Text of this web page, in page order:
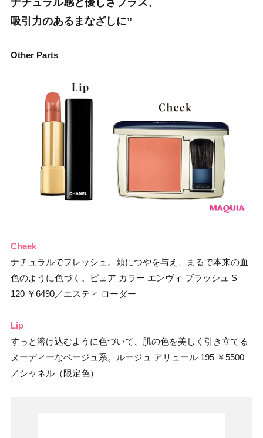
ナチュラル感と優しさプラス、
吸引力のあるまなざしに”
Other Parts
Cheek
ナチュラルでフレッシュ。頬につやを与え、まるで本来の血
色のように色づく。ピュア カラー エンヴィ ブラッシュ S
120 ￥6490／エスティ ローダー
Lip
すっと溶け込むように色づいて、肌の色を美しく引き立てる
ヌーディーなベージュ系。ルージュ アリュール 195 ￥5500
／シャネル（限定色）